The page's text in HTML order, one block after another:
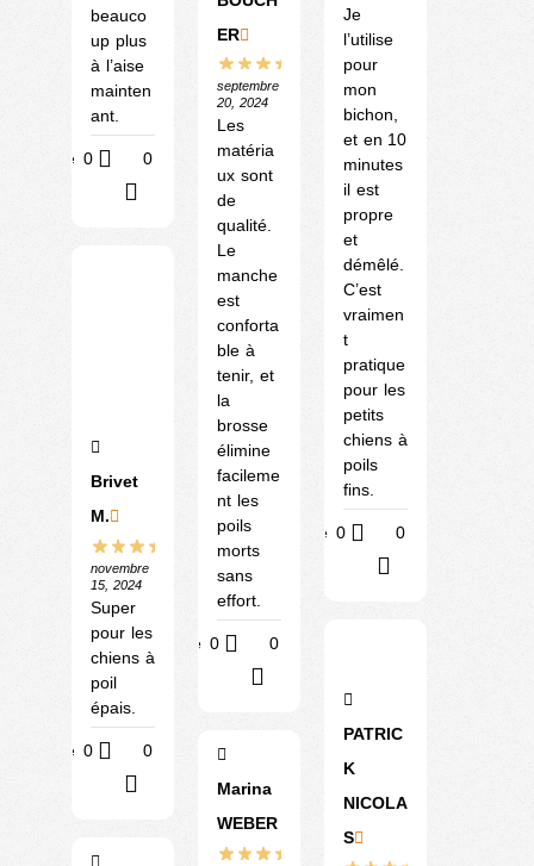
beauco
up plus
à l’aise
mainten
ant.
Utile 0 0
Brivet
M.
novembre
15, 2024
Super
pour les
chiens à
poil
épais.
Utile 0 0
ER
septembre
20, 2024
Les
matéria
ux sont
de
qualité.
Le
manche
est
conforta
ble à
tenir, et
la
brosse
élimine
facileme
nt les
poils
morts
sans
effort.
Utile 0 0
Marina
WEBER
Je
l’utilise
pour
mon
bichon,
et en 10
minutes
il est
propre
et
démêlé.
C’est
vraimen
t
pratique
pour les
petits
chiens à
poils
fins.
Utile 0 0
PATRIC
K
NICOLA
S